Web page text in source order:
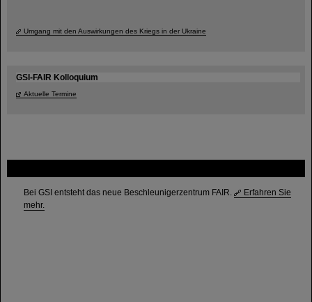
Bei GSI entsteht das neue Beschleunigerzentrum FAIR.
Erfahren Sie
mehr.
Umgang mit den Auswirkungen des Kriegs in der Ukraine
GSI-FAIR Kolloquium
Aktuelle Termine